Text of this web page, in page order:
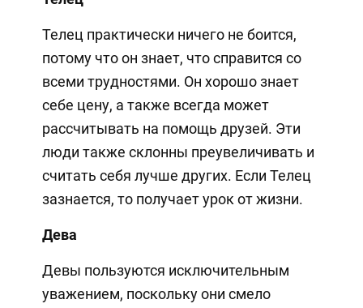
Телец практически ничего не боится,
потому что он знает, что справится со
всеми трудностями. Он хорошо знает
себе цену, а также всегда может
рассчитывать на помощь друзей. Эти
люди также склонны преувеличивать и
считать себя лучше других. Если Телец
зазнается, то получает урок от жизни.
Дева
Девы пользуются исключительным
уважением, поскольку они смело